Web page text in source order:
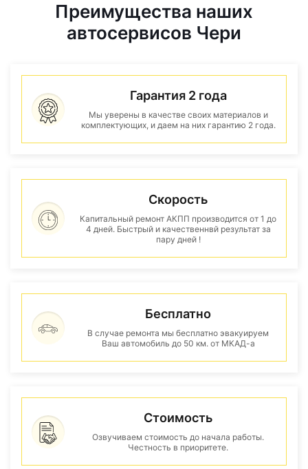
Преимущества наших
автосервисов Чери
Гарантия 2 года
Мы уверены в качестве своих материалов и
комплектующих, и даем на них гарантию 2 года.
Скорость
Капитальный ремонт АКПП производится от 1 до
4 дней. Быстрый и качественнвй результат за
пару дней !
Бесплатно
В случае ремонта мы бесплатно эвакуируем
Ваш автомобиль до 50 км. от МКАД-а
Стоимость
Озвучиваем стоимость до начала работы.
Честность в приоритете.